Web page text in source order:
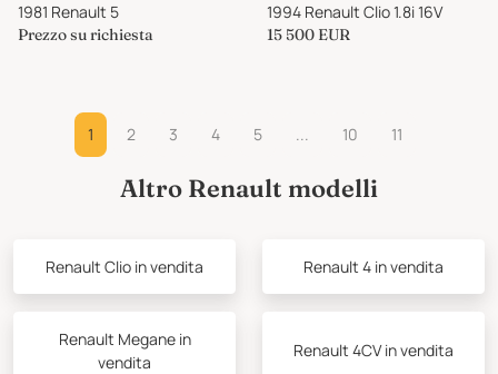
1981 Renault 5
Prezzo su richiesta
1994 Renault Clio 1.8i 16V
15 500 EUR
1 2 3 4 5 ... 10 11
Altro Renault modelli
Renault Clio in vendita Renault 4 in vendita
Renault Megane in
vendita
Renault 4CV in vendita